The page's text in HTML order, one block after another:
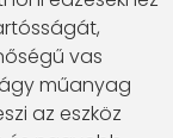
vas
műanyag
az eszköz